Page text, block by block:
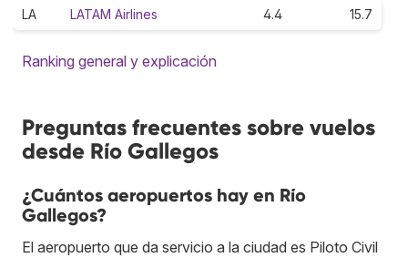
LA LATAM Airlines 4.4 15.7
Ranking general y explicación
Preguntas frecuentes sobre vuelos
desde Río Gallegos
¿Cuántos aeropuertos hay en Río
Gallegos?
El aeropuerto que da servicio a la ciudad es Piloto Civil